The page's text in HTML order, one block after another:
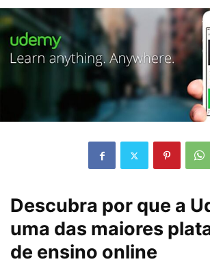
Descubra por que a
uma das maiores
de ensino online